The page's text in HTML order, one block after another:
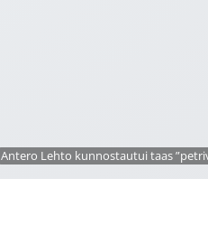
Antero Lehto kunnostautui taas